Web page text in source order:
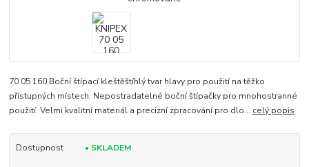
70 05 160 Boční štípací kleštěštíhlý tvar hlavy pro použití na těžko
přístupných místech. Nepostradatelné boční štípačky pro mnohostranné
použití. Velmi kvalitní materiál a precizní zpracování pro dlo... celý popis
Dostupnost • SKLADEM